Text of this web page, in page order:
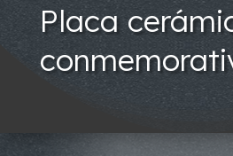
Placa